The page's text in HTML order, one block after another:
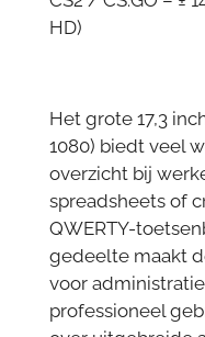
HD)
Het grote 17,3
1080) biedt veel
overzicht bij
spreadsheets of
QWERTY-
gedeelte maakt
voor
professioneel